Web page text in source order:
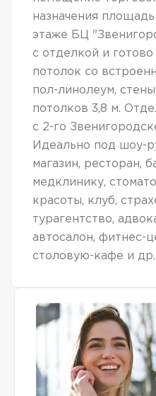
назначения
этаже БЦ
с отделкой и
потолок со
пол-линолеум,
потолков 3,8 м.
с 2-го
Идеально под шоу-
магазин, ресторан,
медклинику,
красоты, клуб,
турагентство,
автосалон, фитнес-
столовую-кафе и др.